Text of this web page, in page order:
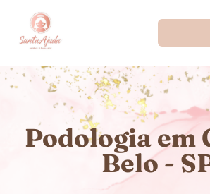
Podologia em
Belo -